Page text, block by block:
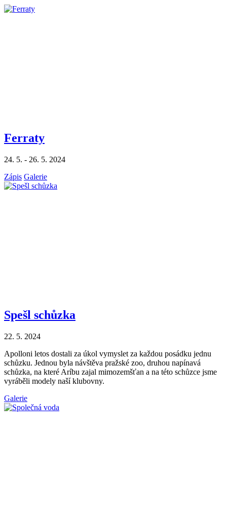
Ferraty
24. 5. - 26. 5. 2024
Zápis Galerie
Spešl schůzka
22. 5. 2024
Apolloni letos dostali za úkol vymyslet za každou posádku jednu
schůzku. Jednou byla návštěva pražské zoo, druhou napínavá
schůzka, na které Aríbu zajal mimozemšťan a na této schůzce jsme
vyráběli modely naší klubovny.
Galerie